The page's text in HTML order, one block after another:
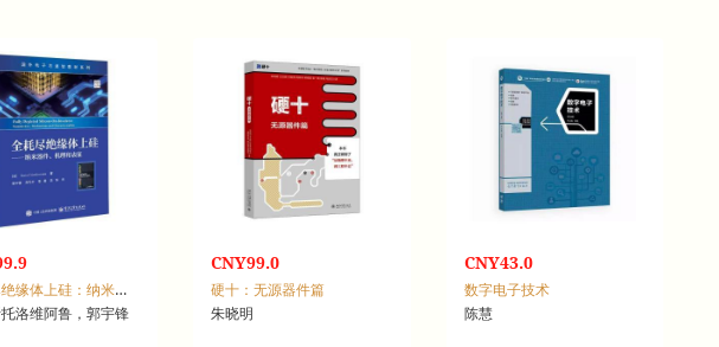
全耗尽绝缘体上硅：纳米器件、机理和表征
洛维阿鲁，郭宇锋
CNY99.0
硬十：无源器件篇
朱晓明
CNY43.0
数字电子技术
陈慧